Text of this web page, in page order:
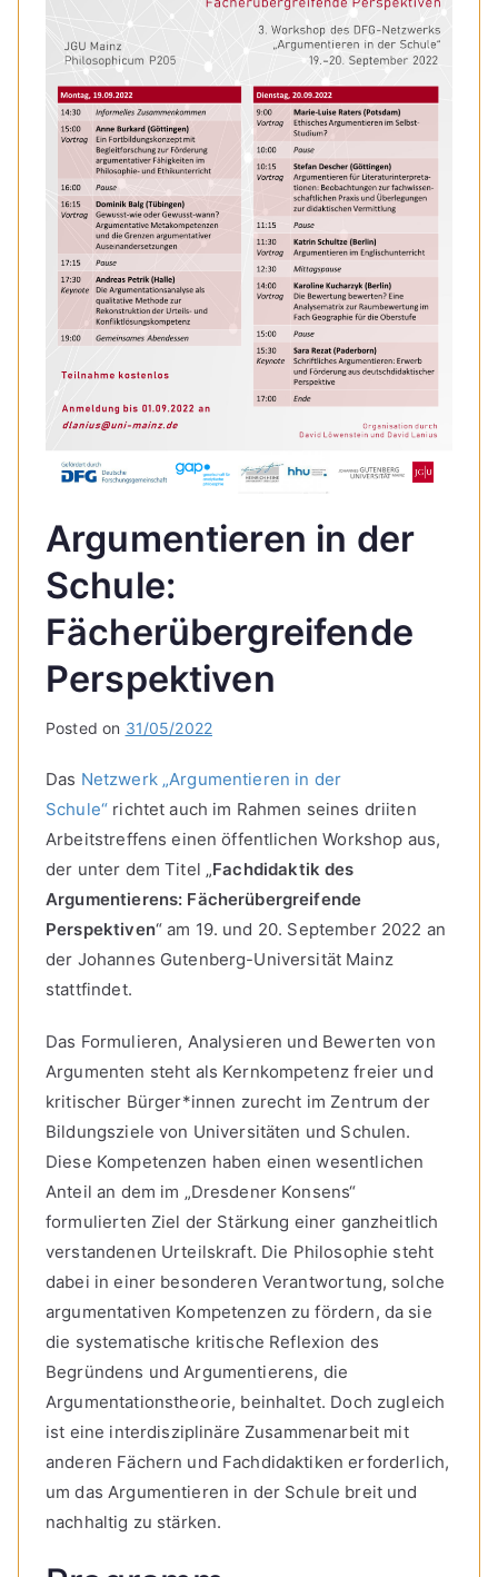
Argumentieren in der
Schule:
Fächerübergreifende
Perspektiven
Posted on 31/05/2022
Das Netzwerk „Argumentieren in der
Schule“ richtet auch im Rahmen seines driiten
Arbeitstreffens einen öffentlichen Workshop aus,
der unter dem Titel „Fachdidaktik des
Argumentierens: Fächerübergreifende
Perspektiven“ am 19. und 20. September 2022 an
der Johannes Gutenberg-Universität Mainz
stattfindet.
Das Formulieren, Analysieren und Bewerten von
Argumenten steht als Kernkompetenz freier und
kritischer Bürger*innen zurecht im Zentrum der
Bildungsziele von Universitäten und Schulen.
Diese Kompetenzen haben einen wesentlichen
Anteil an dem im „Dresdener Konsens“
formulierten Ziel der Stärkung einer ganzheitlich
verstandenen Urteilskraft. Die Philosophie steht
dabei in einer besonderen Verantwortung, solche
argumentativen Kompetenzen zu fördern, da sie
die systematische kritische Reflexion des
Begründens und Argumentierens, die
Argumentationstheorie, beinhaltet. Doch zugleich
ist eine interdisziplinäre Zusammenarbeit mit
anderen Fächern und Fachdidaktiken erforderlich,
um das Argumentieren in der Schule breit und
nachhaltig zu stärken.